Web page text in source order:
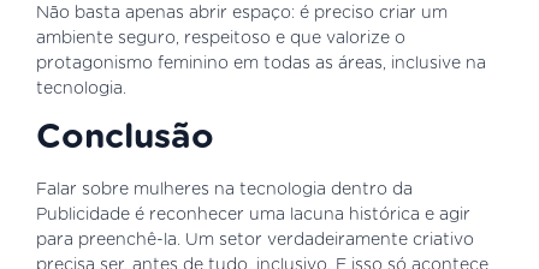
Não basta apenas abrir espaço: é preciso criar um
ambiente seguro, respeitoso e que valorize o
protagonismo feminino em todas as áreas, inclusive na
tecnologia.
Conclusão
Falar sobre mulheres na tecnologia dentro da
Publicidade é reconhecer uma lacuna histórica e agir
para preenchê-la. Um setor verdadeiramente criativo
precisa ser, antes de tudo, inclusivo. E isso só acontece